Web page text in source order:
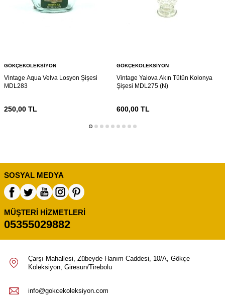
GÖKÇEKOLEKSIYON
Vintage Aqua Velva Losyon Şişesi
MDL283
250,00 TL
GÖKÇEKOLEKSIYON
Vintage Yalova Akın Tütün Kolonya
Şişesi MDL275 (N)
600,00TL
SOSYAL MEDYA
MÜŞTERI HIZMETLERI
05355029882
Çarşı Mahallesi, Zübeyde Hanım Caddesi, 10/A, Gökçe
Koleksiyon, Giresun/Tirebolu
info@gokcekoleksiyon.com